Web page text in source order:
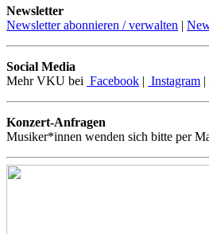
Newsletter
Newsletter abonnieren / verwalten |
Social Media
Mehr VKU bei Facebook | Instagram |
Konzert-Anfragen
Musiker*innen wenden sich bitte per